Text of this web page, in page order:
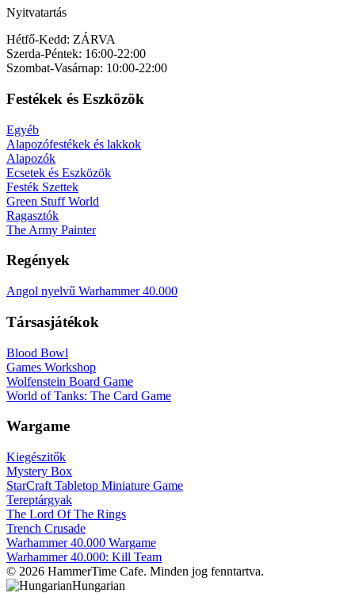
Nyitvatartás
Hétfő-Kedd: ZÁRVA
Szerda-Péntek: 16:00-22:00
Szombat-Vasárnap: 10:00-22:00
Festékek és Eszközök
Egyéb
Alapozófestékek és lakkok
Alapozók
Ecsetek és Eszközök
Festék Szettek
Green Stuff World
Ragasztók
The Army Painter
Regények
Angol nyelvű Warhammer 40.000
Társasjátékok
Blood Bowl
Games Workshop
Wolfenstein Board Game
World of Tanks: The Card Game
Wargame
Kiegészitők
Mystery Box
StarCraft Tabletop Miniature Game
Tereptárgyak
The Lord Of The Rings
Trench Crusade
Warhammer 40.000 Wargame
Warhammer 40.000: Kill Team
© 2026 HammerTime Cafe. Minden jog fenntartva.
Hungarian